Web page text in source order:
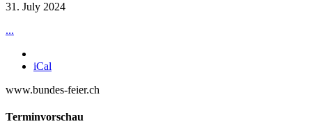
31. July 2024
...
iCal
www.bundes-feier.ch
Terminvorschau